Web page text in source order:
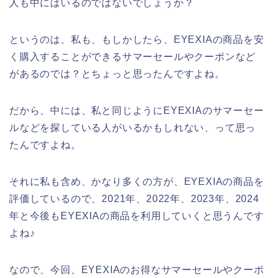
人も中にはいるのではないでしょうか？
というのは、私も、もしかしたら、EYEXIAの商品を安
く購入することができるサマーセールやクーポンなど
があるのでは？とちょっと思ったんですよね。
だから、中には、私と同じようにEYEXIAのサマーセー
ルなどを探している人がいるかもしれない、って思っ
たんですよね。
それに私も含め、かなり多くの方が、EYEXIAの商品を
評価しているので、2021年、2022年、2023年、2024
年と今後もEYEXIAの商品を利用していくと思うんです
よね♪
なので、今回、EYEXIAのお得なサマーセールやクーポ